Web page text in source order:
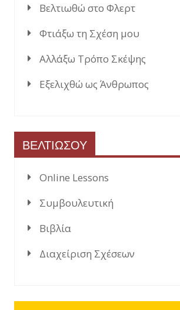
Βελτιωθώ στο Φλερτ
Φτιάξω τη Σχέση μου
Αλλάξω Τρόπο Σκέψης
Εξελιχθώ ως Άνθρωπος
ΒΕΛΤΙΩΣΟΥ
Online Lessons
Συμβουλευτική
Βιβλία
Διαχείριση Σχέσεων